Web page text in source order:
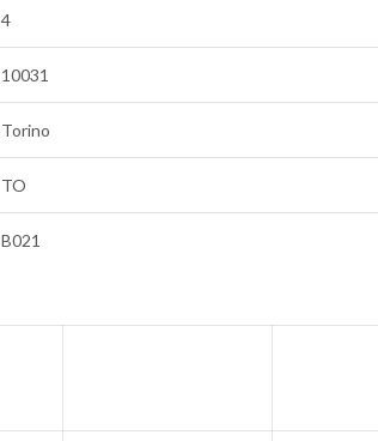
4
10031
Torino
TO
B021